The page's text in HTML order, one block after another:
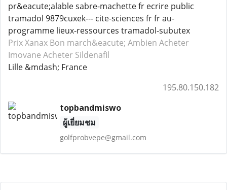
pr&eacute;alable sabre-machette fr ecrire public
tramadol 9879cuxek--- cite-sciences fr fr au-
programme lieux-ressources tramadol-subutex
Prix Xanax Bon march&eacute; Ambien Acheter
Imovane Acheter Sildenafil
Lille &mdash; France
195.80.150.182
topbandmiswo
ผู้เยี่ยมชม
golfprobvepe@gmail.com